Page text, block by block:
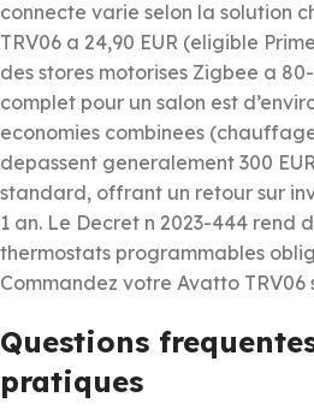
connecte varie selon la solution
TRV06 a 24,90 EUR (eligible
des stores motorises Zigbee a
complet pour un salon est
economies combinees
depassent generalement 300
standard, offrant un retour sur
1 an. Le Decret n 2023-444 rend
thermostats programmables
Commandez votre Avatto TRV06
Questions
pratiques